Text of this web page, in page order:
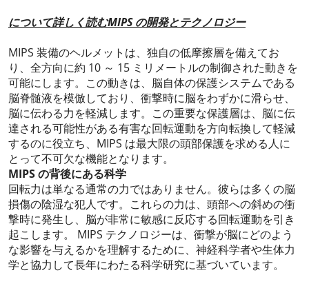
について詳しく読むMIPS の開発とテクノロジー
MIPS 装備のヘルメットは、独自の低摩擦層を備えてお
り、全方向に約 10 ～ 15 ミリメートルの制御された動きを
可能にします。この動きは、脳自体の保護システムである
脳脊髄液を模倣しており、衝撃時に脳をわずかに滑らせ、
脳に伝わる力を軽減します。この重要な保護層は、脳に伝
達される可能性がある有害な回転運動を方向転換して軽減
するのに役立ち、MIPS は最大限の頭部保護を求める人に
とって不可欠な機能となります。
MIPS の背後にある科学
回転力は単なる通常の力ではありません。彼らは多くの脳
損傷の陰湿な犯人です。これらの力は、頭部への斜めの衝
撃時に発生し、脳が非常に敏感に反応する回転運動を引き
起こします。 MIPS テクノロジーは、衝撃が脳にどのよう
な影響を与えるかを理解するために、神経科学者や生体力
学と協力して長年にわたる科学研究に基づいています。